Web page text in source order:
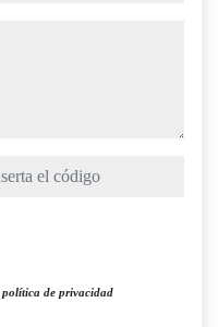
política de privacidad